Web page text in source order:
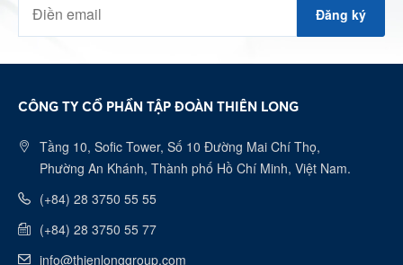
Đăng ký
CÔNG TY CỔ PHẦN TẬP ĐOÀN THIÊN LONG
Tầng 10, Sofic Tower, Số 10 Đường Mai Chí Thọ,
Phường An Khánh, Thành phố Hồ Chí Minh, Việt Nam.
(+84) 28 3750 55 55
(+84) 28 3750 55 77
info@thienlonggroup.com